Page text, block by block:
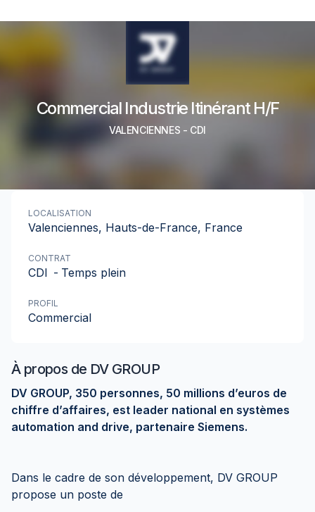
Commercial Industrie Itinérant H/F
VALENCIENNES - CDI
À propos de DV GROUP
DV GROUP, 350 personnes, 50 millions d’euros de
chiffre d’affaires, est leader national en systèmes
automation and drive, partenaire Siemens.
Dans le cadre de son développement, DV GROUP
propose un poste de
LOCALISATION
Valenciennes, Hauts-de-France, France
CONTRAT
CDI - Temps plein
PROFIL
Commercial